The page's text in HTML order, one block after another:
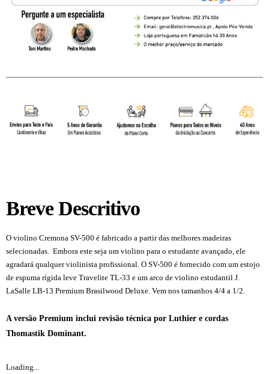
Breve Descritivo
O violino Cremona SV-500 é fabricado a partir das melhores madeiras
selecionadas. Embora este seja um violino para o estudante avançado, ele
agradará qualquer violinista profissional. O SV-500 é fornecido com um estojo
de espuma rígida leve Travelite TL-33 e um arco de violino estudantil J.
LaSalle LB-13 Premium Brasilwood Deluxe. Vem nos tamanhos 4/4 a 1/2.
A versão Premium inclui revisão técnica por Luthier e cordas
Thomastik Dominant.
Loading...